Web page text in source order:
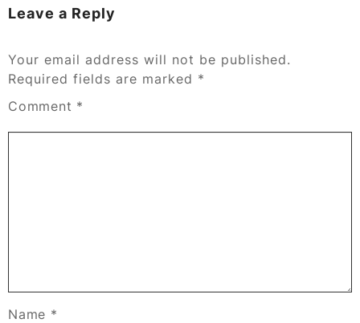
Leave a Reply
Your email address will not be published.
Required fields are marked *
Comment *
Name *